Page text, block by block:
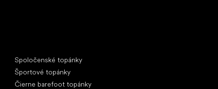
Spoločenské topánky
Športové topánky
Čierne barefoot topánky